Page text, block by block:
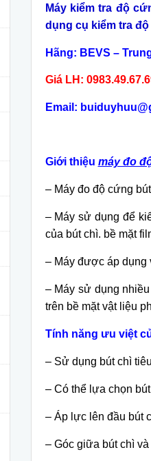
Máy kiểm tra độ
dụng cụ kiểm tra
Hãng: BEVS –
Giá LH:
Email:
Giới thiệu máy đo
– Máy đo độ cứng
– Máy sử dụng để
của bút chì. bề mặt
– Máy được áp dụng
– Máy sử dụng
trên bề mặt vật liệu
Tính năng ưu việt
– Sử dụng bút chì
– Có thể lựa chọn
– Áp lực lên đầu bút
– Góc giữa bút chì